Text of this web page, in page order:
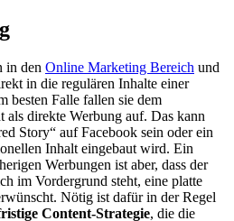
in den Online Marketing Bereich und
in die regulären Inhalte einer
besten Falle fallen sie dem
als direkte Werbung auf. Das kann
Story“ auf Facebook sein oder ein
Inhalt eingebaut wird. Ein
Werbungen ist aber, dass der
im Vordergrund steht, eine platte
Nötig ist dafür in der Regel
Content-Strategie, die die